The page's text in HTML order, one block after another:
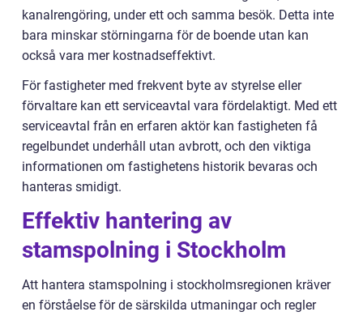
kanalrengöring, under ett och samma besök. Detta inte
bara minskar störningarna för de boende utan kan
också vara mer kostnadseffektivt.
För fastigheter med frekvent byte av styrelse eller
förvaltare kan ett serviceavtal vara fördelaktigt. Med ett
serviceavtal från en erfaren aktör kan fastigheten få
regelbundet underhåll utan avbrott, och den viktiga
informationen om fastighetens historik bevaras och
hanteras smidigt.
Effektiv hantering av
stamspolning i Stockholm
Att hantera stamspolning i stockholmsregionen kräver
en förståelse för de särskilda utmaningar och regler